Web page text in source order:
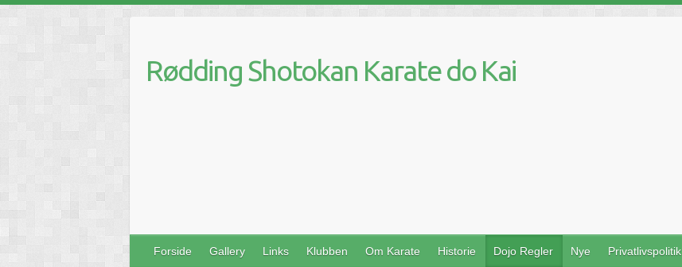
content
Rødding Shotokan Karate do Kai
Forside Gallery Links Klubben Om Karate Historie Dojo Regler Nye Privatlivspolitik